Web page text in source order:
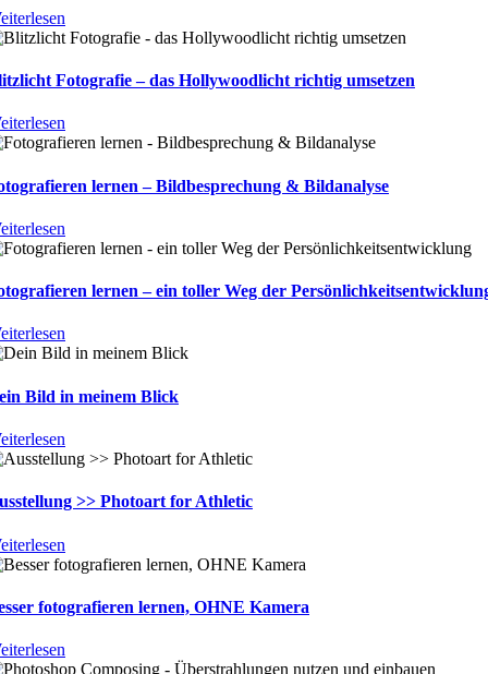
Fotografie – das Hollywoodlicht richtig umsetzen
lernen – Bildbesprechung & Bildanalyse
lernen – ein toller Weg der
Bild in meinem Blick
>> Photoart for Athletic
fotografieren lernen, OHNE Kamera